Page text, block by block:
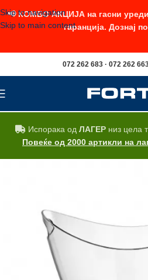
Skip to navigation
Skip to main content
072 262 683 · 072 262
Испорака од ЛАГЕРниз цела
Повеќе од 2000 артикли на
📢 КОМБО АКЦИЈА на гасни
гаранција. Дознај